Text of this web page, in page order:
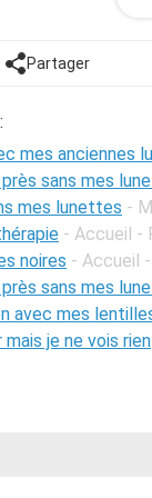
de l'oeil droit
a donné à la fin
Partager
mes anciennes
sans mes
mes lunettes -
- Accueil -
noires - Accueil
sans mes
avec mes
je ne vois rien